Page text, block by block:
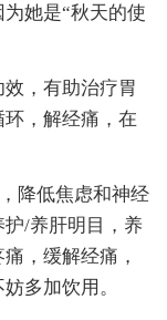
她是“秋天的使
，有助治疗胃
，解经痛，在
降低焦虑和神经
/养肝明目，养
，缓解经痛，
多加饮用。